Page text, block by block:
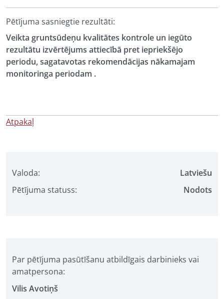
Valoda:
Latviešu
Pētījuma statuss:
Nodots
Par pētījuma pasūtīšanu atbildīgais darbinieks vai
amatpersona:
Vilis Avotiņš
Pētījuma sasniegtie rezultāti:
Veikta gruntsūdeņu kvalitātes kontrole un iegūto
rezultātu izvērtējums attiecībā pret iepriekšējo
periodu, sagatavotas rekomendācijas nākamajam
monitoringa periodam .
Atpakaļ